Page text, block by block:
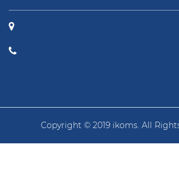
Copyright © 2019 ikoms. All